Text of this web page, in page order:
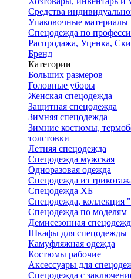
Средства
Упаковочные материалы
Спецодежда по
Распродажа, Уценка,
Бренд
Категории
Больших размеров
Головные уборы
Женская спецодежда
Защитная спецодежда
Зимняя спецодежда
Зимние костюмы,
толстовки
Летняя спецодежда
Спецодежда мужская
Одноразовая одежда
Спецодежда из
Спецодежда ХБ
Спецодежда, коллекция
Спецодежда по моделям
Демисезонная
Шкафы для спецодежды
Камуфляжная одежда
Костюмы рабочие
Аксессуары для
Спецодежда с